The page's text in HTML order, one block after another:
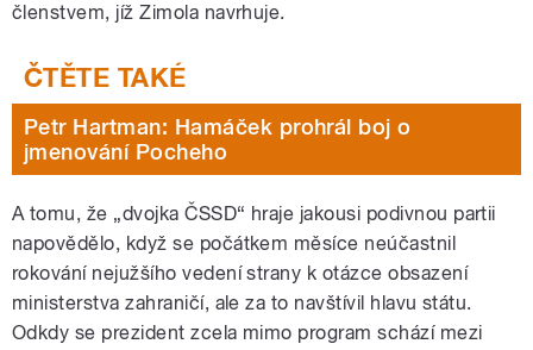
členstvem, jíž Zimola navrhuje.
Petr Hartman: Hamáček prohrál boj o
jmenování Pocheho
A tomu, že „dvojka ČSSD“ hraje jakousi podivnou partii
napovědělo, když se počátkem měsíce neúčastnil
rokování nejužšího vedení strany k otázce obsazení
ministerstva zahraničí, ale za to navštívil hlavu státu.
Odkdy se prezident zcela mimo program schází mezi